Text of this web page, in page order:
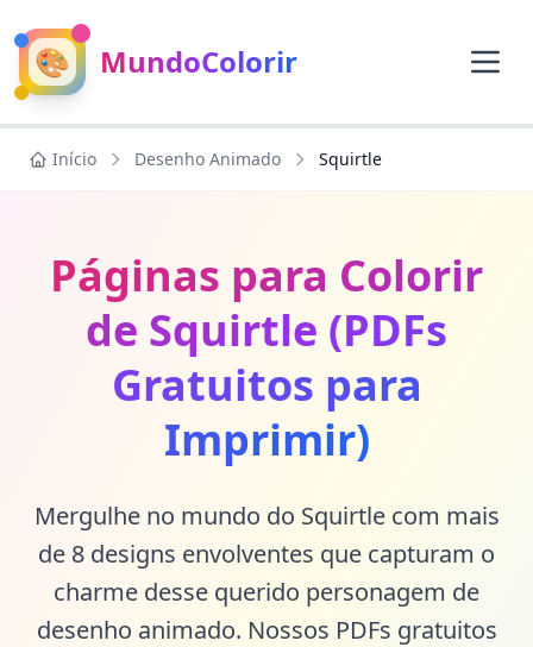
🎨 MundoColorir
Início Desenho Animado Squirtle
Páginas para Colorir
de Squirtle (PDFs
Gratuitos para
Imprimir)
Mergulhe no mundo do Squirtle com mais
de 8 designs envolventes que capturam o
charme desse querido personagem de
desenho animado. Nossos PDFs gratuitos